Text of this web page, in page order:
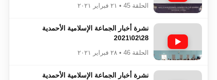
الحلقة 45 • ٢١ فبراير ٢٠٢١
نشرة أخبار الجماعة الإسلامية الأحمدية
28\02\2021
الحلقة 46 • ٢٨ فبراير ٢٠٢١
نشرة أخبار الجماعة الإسلامية الأحمدية